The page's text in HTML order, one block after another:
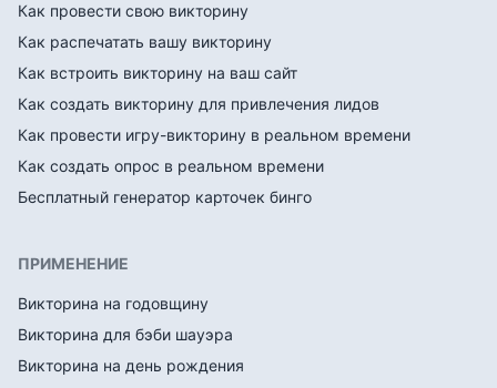
Как провести свою викторину
Как распечатать вашу викторину
Как встроить викторину на ваш сайт
Как создать викторину для привлечения лидов
Как провести игру-викторину в реальном времени
Как создать опрос в реальном времени
Бесплатный генератор карточек бинго
ПРИМЕНЕНИЕ
Викторина на годовщину
Викторина для бэби шауэра
Викторина на день рождения